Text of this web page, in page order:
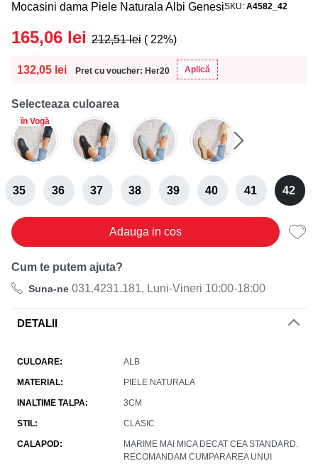
Mocasini dama Piele Naturala Albi GenesiSKU A4582_42
132,05 lei Pret cu voucher: Her20 Aplică
165,06 lei 212,51lei ( 22%)
Selecteaza culoarea
în Vogă
35 36 37 38 39 40 41 42
Adauga in cos
Cum te putem ajuta?
Suna-ne 031.4231.181, Luni-Vineri 10:00-18:00
DETALII
CULOARE ALB
MATERIAL PIELE NATURALA
INALTIME TALPA 3CM
STIL CLASIC
CALAPOD
MARIME MAI MICA DECAT CEA STANDARD.
RECOMANDAM CUMPARAREA UNUI